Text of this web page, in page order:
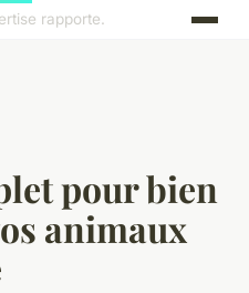
rapporte.
pour bien
animaux